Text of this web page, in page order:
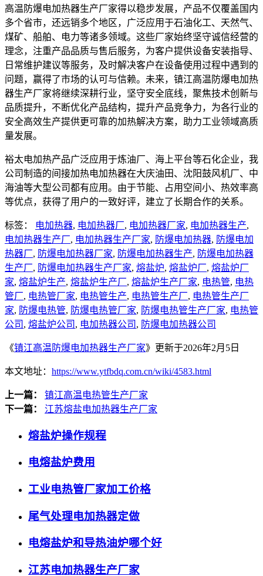
高温防爆电加热器生产厂家得以稳步发展，产品不仅覆盖国内
多个省市，还远销多个地区，广泛应用于石油化工、天然气、
煤矿、船舶、电力等诸多领域。这些厂家始终坚守诚信经营的
理念，注重产品品质与售后服务，为客户提供设备安装指导、
日常维护建议等服务，及时解决客户在设备使用过程中遇到的
问题，赢得了市场的认可与信赖。未来，镇江高温防爆电加热
器生产厂家将继续深耕行业，坚守安全底线，聚焦技术创新与
品质提升，不断优化产品结构，提升产品竞争力，为各行业的
安全高效生产提供更可靠的加热解决方案，助力工业领域高质
量发展。
裕太电加热产品广泛应用于炼油厂、海上平台等石化企业，我
公司制造的间接加热电加热器在大庆油田、沈阳鼓风机厂、中
海油等大型公司都有应用。由于节能、占用空间小、热效率高
等优点，获得了用户的一致好评，建立了长期合作的关系。
标签： 电加热器, 电加热器厂, 电加热器厂家, 电加热器生产,
电加热器生产厂, 电加热器生产厂家, 防爆电加热器, 防爆电加
热器厂, 防爆电加热器厂家, 防爆电加热器生产, 防爆电加热器
生产厂, 防爆电加热器生产厂家, 熔盐炉, 熔盐炉厂, 熔盐炉厂
家, 熔盐炉生产, 熔盐炉生产厂, 熔盐炉生产厂家, 电热管, 电热
管厂, 电热管厂家, 电热管生产, 电热管生产厂, 电热管生产厂
家, 防爆电热管, 防爆电热管厂家, 防爆电热管生产厂家, 电热管
公司 , 熔盐炉公司 , 电加热器公司 , 防爆电加热器公司
《镇江高温防爆电加热器生产厂家》更新于2026年2月5日
本文地址： https://www.ytfbdq.com.cn/wiki/4583.html
上一篇：
镇江高温电热管生产厂家
下一篇：
江苏熔盐电加热器生产厂家
熔盐炉操作规程
电熔盐炉费用
工业电热管厂家加工价格
尾气处理电加热器定做
电熔盐炉和导热油炉哪个好
江苏电加热器生产厂家